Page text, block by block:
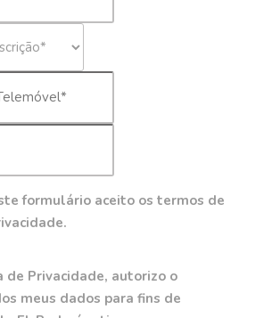
formulário aceito os termos de
de Privacidade, autorizo o
meus dados para fins de